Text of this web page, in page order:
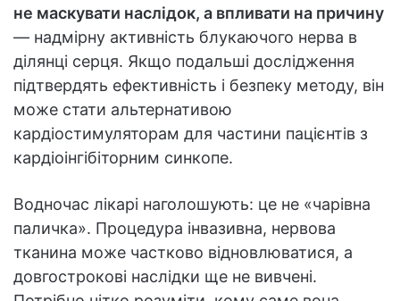
не маскувати наслідок, а впливати на причину
— надмірну активність блукаючого нерва в
ділянці серця. Якщо подальші дослідження
підтвердять ефективність і безпеку методу, він
може стати альтернативою
кардіостимуляторам для частини пацієнтів з
кардіоінгібіторним синкопе.
Водночас лікарі наголошують: це не «чарівна
паличка». Процедура інвазивна, нервова
тканина може частково відновлюватися, а
довгострокові наслідки ще не вивчені.